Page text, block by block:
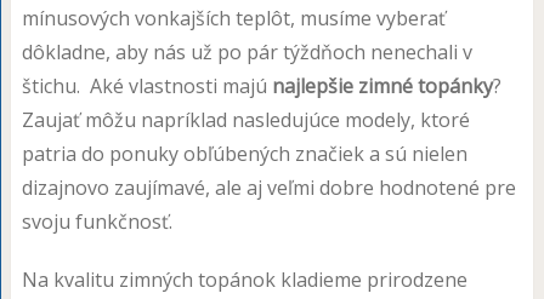
mínusových vonkajších teplôt, musíme vyberať
dôkladne, aby nás už po pár týždňoch nenechali v
štichu. Aké vlastnosti majú najlepšie zimné topánky?
Zaujať môžu napríklad nasledujúce modely, ktoré
patria do ponuky obľúbených značiek a sú nielen
dizajnovo zaujímavé, ale aj veľmi dobre hodnotené pre
svoju funkčnosť.
Na kvalitu zimných topánok kladieme prirodzene